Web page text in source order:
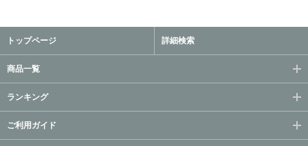
トップページ 詳細検索
商品一覧
ランキング
ご利用ガイド